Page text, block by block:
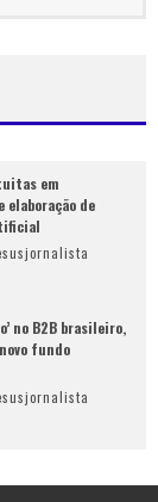
em
elaboração de
no B2B brasileiro,
fundo